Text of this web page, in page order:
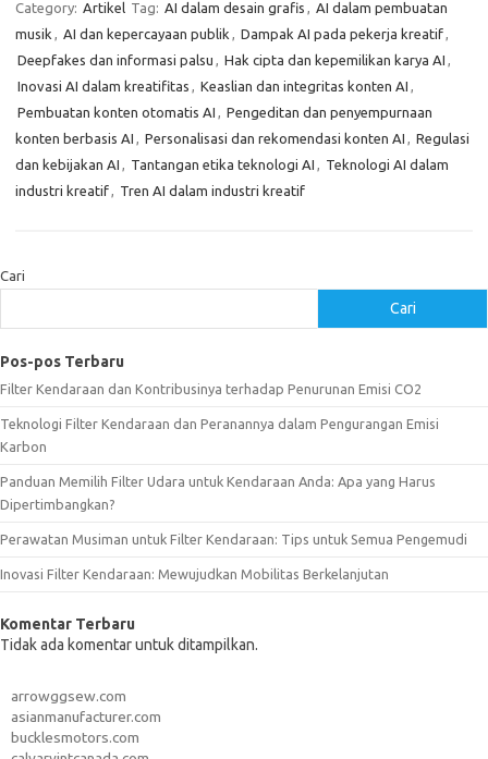
Category: Artikel Tag: AI dalam desain grafis , AI dalam pembuatan
musik , AI dan kepercayaan publik , Dampak AI pada pekerja kreatif,
Deepfakes dan informasi palsu , Hak cipta dan kepemilikan karya AI ,
Inovasi AI dalam kreatifitas , Keaslian dan integritas konten AI ,
Pembuatan konten otomatis AI , Pengeditan dan penyempurnaan
konten berbasis AI , Personalisasi dan rekomendasi konten AI , Regulasi
dan kebijakan AI , Tantangan etika teknologi AI , Teknologi AI dalam
industri kreatif, Tren AI dalam industri kreatif
Cari
Cari
Pos-pos Terbaru
Filter Kendaraan dan Kontribusinya terhadap Penurunan Emisi CO2
Teknologi Filter Kendaraan dan Peranannya dalam Pengurangan Emisi
Karbon
Panduan Memilih Filter Udara untuk Kendaraan Anda: Apa yang Harus
Dipertimbangkan?
Perawatan Musiman untuk Filter Kendaraan: Tips untuk Semua Pengemudi
Inovasi Filter Kendaraan: Mewujudkan Mobilitas Berkelanjutan
Komentar Terbaru
Tidak ada komentar untuk ditampilkan.
arrowggsew.com
asianmanufacturer.com
bucklesmotors.com